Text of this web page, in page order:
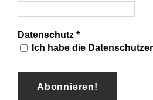
Datenschutz *
Ich habe die